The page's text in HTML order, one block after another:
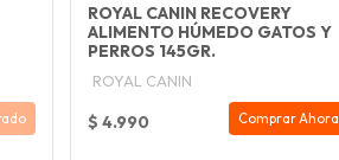
ROYAL CANIN RECOVERY
ALIMENTO HÚMEDO GATOS Y
PERROS 145GR.
ROYAL CANIN
$ 4.990 Comprar Ahora